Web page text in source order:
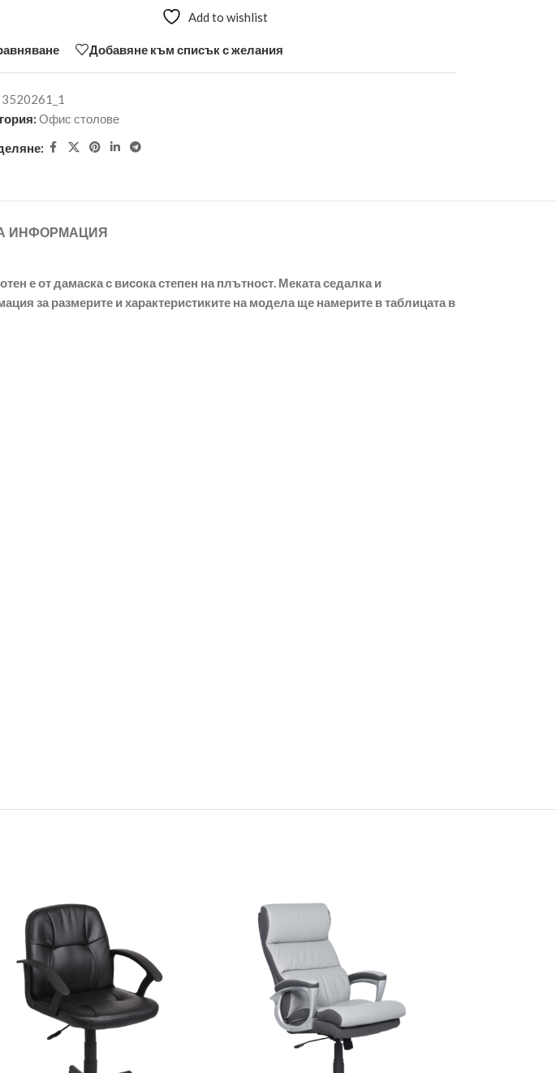
Add to wishlist
Добавяне към списък с желания
3520261_1
Офис столове
ИНФОРМАЦИЯ
е от дамаска с висока степен на плътност. Меката седалка и
за размерите и характеристиките на модела ще намерите в таблицата в